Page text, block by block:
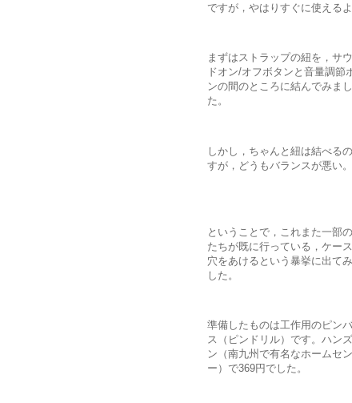
ですが，やはりすぐに使える
まずはストラップの紐を，サ
ドオン/オフボタンと音量調節
ンの間のところに結んでみまし
た。
しかし，ちゃんと紐は結べる
すが，どうもバランスが悪い。
ということで，これまた一部
たちが既に行っている，ケー
穴をあけるという暴挙に出て
した。
準備したものは工作用のピン
ス（ピンドリル）です。ハン
ン（南九州で有名なホームセ
ー）で369円でした。